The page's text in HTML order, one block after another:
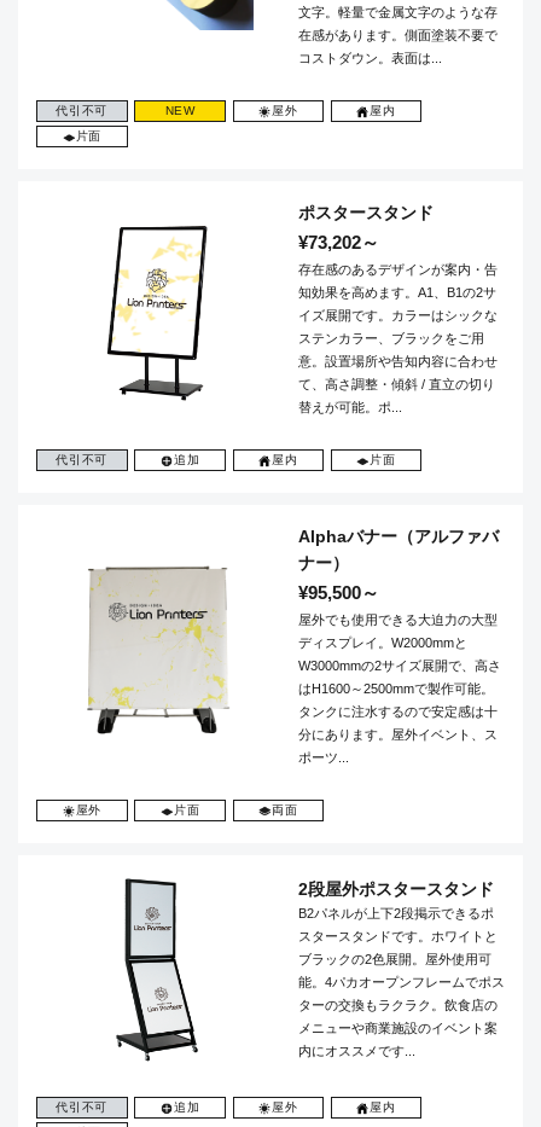
文字。軽量で金属文字のような存
在感があります。側面塗装不要で
コストダウン。表面は...
代引不可 NEW 屋外
屋内
片面
ポスタースタンド
¥73,202～
存在感のあるデザインが案内・告
知効果を高めます。A1、B1の2サ
イズ展開です。カラーはシックな
ステンカラー、ブラックをご用
意。設置場所や告知内容に合わせ
て、高さ調整・傾斜 / 直立の切り
替えが可能。ポ...
代引不可 追加 屋内 片面
Alphaバナー（アルファバ
ナー）
¥95,500～
屋外でも使用できる大迫力の大型
ディスプレイ。W2000mmと
W3000mmの2サイズ展開で、高さ
はH1600～2500mmで製作可能。
タンクに注水するので安定感は十
分にあります。屋外イベント、ス
ポーツ...
屋外 片面 両面
2段屋外ポスタースタンド
B2パネルが上下2段掲示できるポ
スタースタンドです。ホワイトと
ブラックの2色展開。屋外使用可
能。4パカオープンフレームでポス
ターの交換もラクラク。飲食店の
メニューや商業施設のイベント案
内にオススメです...
代引不可 追加 屋外
屋内